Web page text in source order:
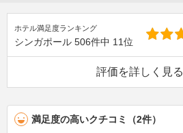
ホテル満足度ランキング
シンガポール 506件中 11位
評価を詳しく見る
満足度の高いクチコミ（2件）